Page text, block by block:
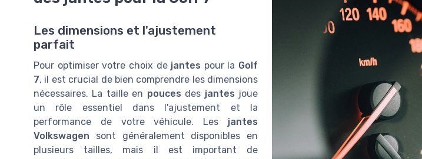
Les dimensions et l'ajustement
parfait
Pour optimiser votre choix de jantes pour la Golf
7, il est crucial de bien comprendre les dimensions
nécessaires. La taille en pouces des jantes joue
un rôle essentiel dans l'ajustement et la
performance de votre véhicule. Les jantes
Volkswagen sont généralement disponibles en
plusieurs tailles, mais il est important de